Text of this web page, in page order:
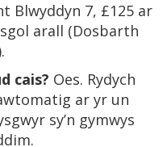
Blwyddyn 7, £125 ar
arall (Dosbarth
cais? Oes. Rydych
ar yr un
sy’n gymwys